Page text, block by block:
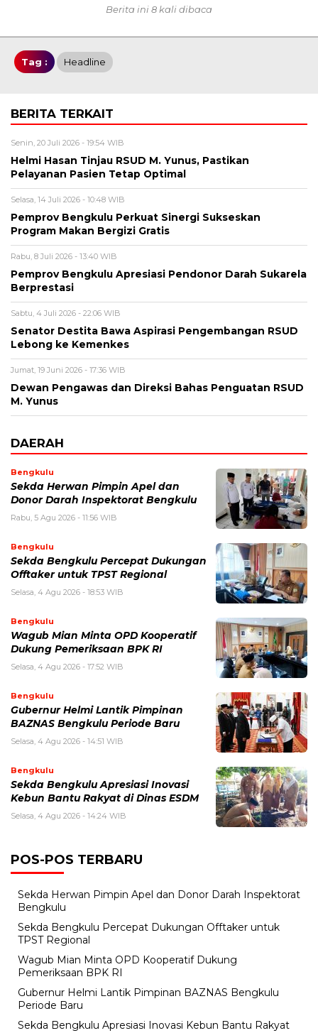
Berita ini 8 kali dibaca
Tag : Headline
BERITA TERKAIT
Senin, 20 Juli 2026 - 19:54 WIB
Helmi Hasan Tinjau RSUD M. Yunus, Pastikan
Pelayanan Pasien Tetap Optimal
Selasa, 14 Juli 2026 - 10:48 WIB
Pemprov Bengkulu Perkuat Sinergi Sukseskan
Program Makan Bergizi Gratis
Rabu, 8 Juli 2026 - 13:40 WIB
Pemprov Bengkulu Apresiasi Pendonor Darah Sukarela
Berprestasi
Sabtu, 4 Juli 2026 - 22:06 WIB
Senator Destita Bawa Aspirasi Pengembangan RSUD
Lebong ke Kemenkes
Jumat, 19 Juni 2026 - 17:36 WIB
Dewan Pengawas dan Direksi Bahas Penguatan RSUD
M. Yunus
DAERAH
Bengkulu
Sekda Herwan Pimpin Apel dan
Donor Darah Inspektorat Bengkulu
Rabu, 5 Agu 2026 - 11:56 WIB
Bengkulu
Sekda Bengkulu Percepat Dukungan
Offtaker untuk TPST Regional
Selasa, 4 Agu 2026 - 18:53 WIB
Bengkulu
Wagub Mian Minta OPD Kooperatif
Dukung Pemeriksaan BPK RI
Selasa, 4 Agu 2026 - 17:52 WIB
Bengkulu
Gubernur Helmi Lantik Pimpinan
BAZNAS Bengkulu Periode Baru
Selasa, 4 Agu 2026 - 14:51 WIB
Bengkulu
Sekda Bengkulu Apresiasi Inovasi
Kebun Bantu Rakyat di Dinas ESDM
Selasa, 4 Agu 2026 - 14:24 WIB
POS-POS TERBARU
Sekda Herwan Pimpin Apel dan Donor Darah Inspektorat
Bengkulu
Sekda Bengkulu Percepat Dukungan Offtaker untuk
TPST Regional
Wagub Mian Minta OPD Kooperatif Dukung
Pemeriksaan BPK RI
Gubernur Helmi Lantik Pimpinan BAZNAS Bengkulu
Periode Baru
Sekda Bengkulu Apresiasi Inovasi Kebun Bantu Rakyat